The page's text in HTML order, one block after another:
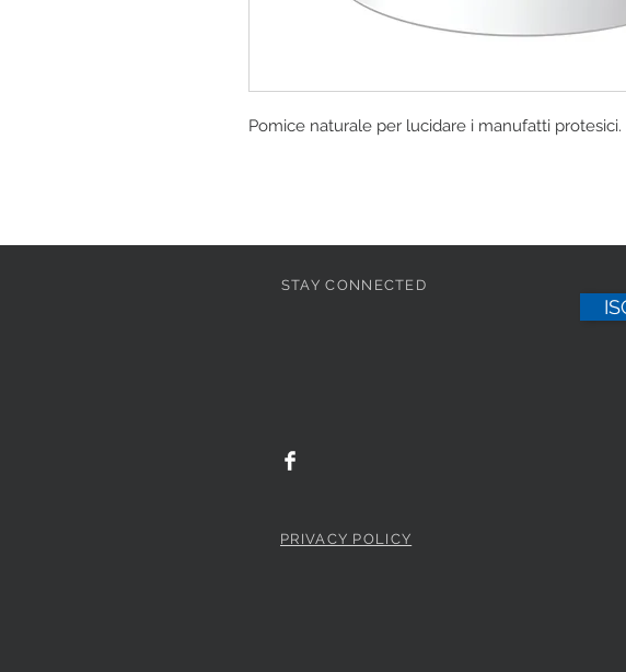
Pomice naturale per lucidare i manufatti protesici.
STAY CONNECTED
PRIVACY POLICY